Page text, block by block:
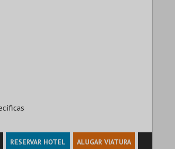
RESERVAR HOTEL ALUGAR VIATURA